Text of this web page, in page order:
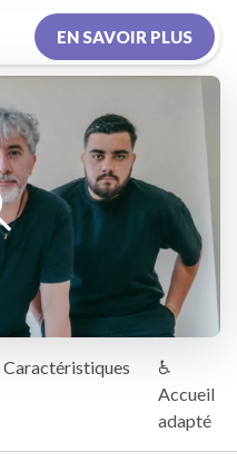
EN SAVOIR PLUS
Caractéristiques
♿
Accueil
adapté